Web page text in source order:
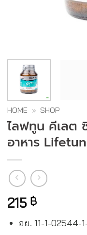
HOME » SHOP
ไลฟทูน คีเลต
อาหาร
215 ฿
อย. 11-1-02544-